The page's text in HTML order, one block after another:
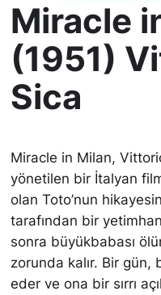
Miracle
(1951)
Sica
Miracle in Milan,
yönetilen bir İtalyan
olan Toto’nun
tarafından bir
sonra büyükbabası
zorunda kalır. Bir gün,
eder ve ona bir sırrı